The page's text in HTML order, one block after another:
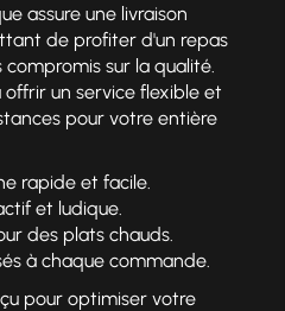
assure une livraison
de profiter d'un repas
sur la qualité.
offrir un service flexible et
pour votre entière
rapide et facile.
et ludique.
des plats chauds.
à chaque commande.
pour optimiser votre